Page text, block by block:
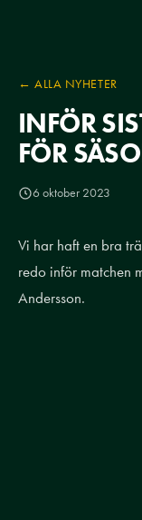
← ALLA NYHETER
INFÖR
FÖR
6 oktober 2023
Vi har haft en bra
redo inför matchen
Andersson.